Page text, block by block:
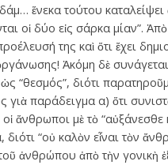
ἕνεκα τούτου
οἱ δύο εἰς σάρκα μίαν”.
της καὶ ὅτι ἔχει
Ἀκόμη δὲ
“θεσμός”, διότι
γιὰ παράδειγμα α) ὅτι
ἄνθρωποι μὲ τὸ
διότι “οὐ καλὸν εἶναι τὸν
ἀνθρώπου ἀπὸ τὴν γονικὴ